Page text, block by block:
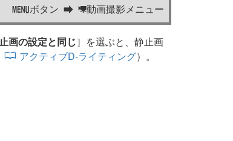
Gボタン 1動画撮影メニュー
画の設定と同じ］を選ぶと、静止画
アクティブD-ライティング）。